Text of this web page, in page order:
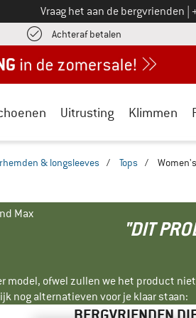
Vraag het aan de bergvrienden
Achteraf betalen vind de
Uitrusting Klimmen
& longsleeves / Tops /
Max
"DIT
model, ofwel zullen we het product
nog alternatieven voor je klaar staan: